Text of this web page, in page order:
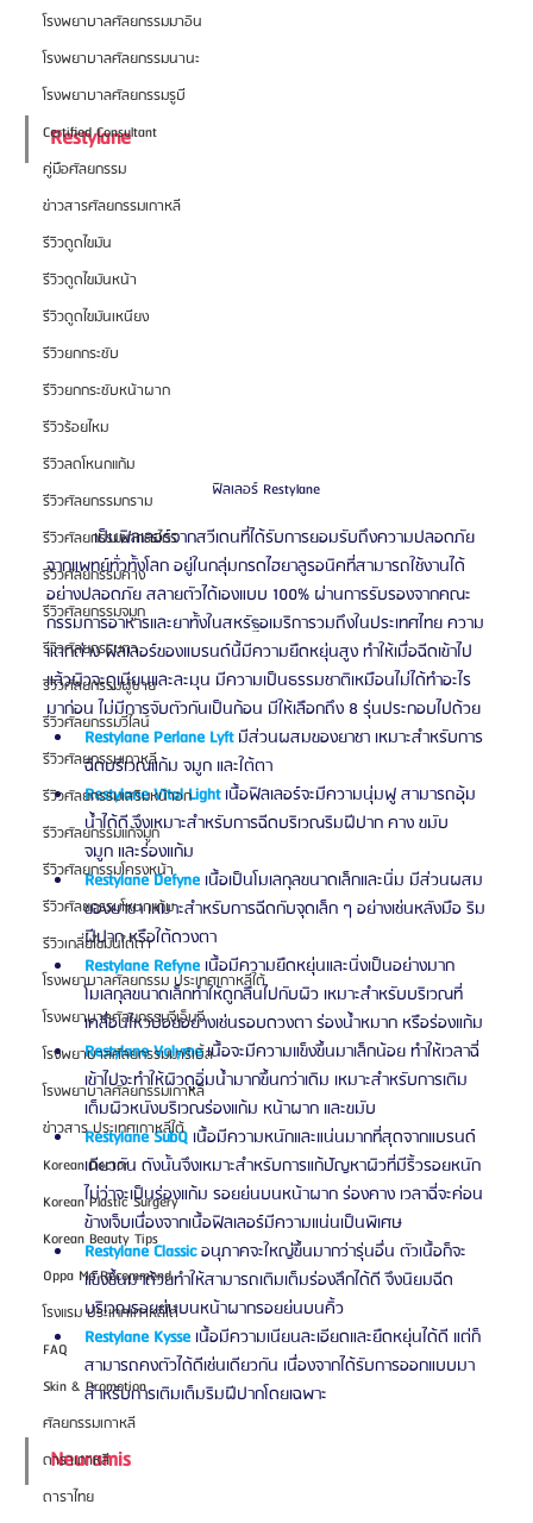
โรงพยาบาลศัลยกรรมมาอิน
โรงพยาบาลศัลยกรรมนานะ
โรงพยาบาลศัลยกรรมรูบี
Certified Consultant
คู่มือศัลยกรรม
ข่าวสารศัลยกรรมเกาหลี
รีวิวดูดไขมัน
รีวิวดูดไขมันหน้า
รีวิวดูดไขมันเหนียง
รีวิวยกกระชับ
รีวิวยกกระชับหน้าผาก
รีวิวร้อยไหม
รีวิวลดโหนกแก้ม
รีวิวศัลยกรรมกราม
รีวิวศัลยกรรมขากรรไกร
รีวิวศัลยกรรมคาง
รีวิวศัลยกรรมจมูก
รีวิวศัลยกรรมตา
รีวิวศัลยกรรมผู้ชาย
รีวิวศัลยกรรมวีไลน์
รีวิวศัลยกรรมเกาหลี
รีวิวศัลยกรรมเสริมหน้าอก
รีวิวศัลยกรรมแก้จมูก
รีวิวศัลยกรรมโครงหน้า
รีวิวศัลยกรรมโหนกแก้ม
รีวิวเกลี่ยไขมันใต้ตา
โรงพยาบาลศัลยกรรม ประเทศเกาหลีใต้
โรงพยาบาลศัลยกรรมจีเอ็นจี
โรงพยาบาลศัลยกรรมมาร์เบิ้ล
โรงพยาบาลศัลยกรรมเกาหลี
ข่าวสาร ประเทศเกาหลีใต้
Korean Doctor
Korean Plastic Surgery
Korean Beauty Tips
Oppa Me Recommend
โรงแรม ประเทศเกาหลีใต้
FAQ
Skin & Promotion
ศัลยกรรมเกาหลี
ดาราเกาหลี
ดาราไทย
Restylane
ฟิลเลอร์ Restylane
	เป็นฟิลเลอร์จากสวีเดนที่ได้รับการยอมรับถึงความปลอดภัย
จากแพทย์ทั่วทั้งโลก อยู่ในกลุ่มกรดไฮยาลูรอนิคที่สามารถใช้งานได้
อย่างปลอดภัย สลายตัวได้เองแบบ 100% ผ่านการรับรองจากคณะ
กรรมการอาหารและยาทั้งในสหรัฐอเมริการวมถึงในประเทศไทย ความ
แตกต่าง ฟิลเลอร์ของแบรนด์นี้มีความยืดหยุ่นสูง ทำให้เมื่อฉีดเข้าไป
แล้วผิวจะดูเนียนและละมุน มีความเป็นธรรมชาติเหมือนไม่ได้ทำอะไร
มาก่อน ไม่มีการจับตัวกันเป็นก้อน มีให้เลือกถึง 8 รุ่นประกอบไปด้วย
Restylane Perlane Lyft มีส่วนผสมของยาชา เหมาะสำหรับการ
ฉีดบริเวณแก้ม จมูก และใต้ตา
Restylane Vital Light เนื้อฟิลเลอร์จะมีความนุ่มฟู สามารถอุ้ม
น้ำได้ดี จึงเหมาะสำหรับการฉีดบริเวณริมฝีปาก คาง ขมับ
จมูก และร่องแก้ม
Restylane Defyne เนื้อเป็นโมเลกุลขนาดเล็กและนิ่ม มีส่วนผสม
ของยาชา เหมาะสำหรับการฉีดกับจุดเล็ก ๆ อย่างเช่นหลังมือ ริม
ฝีปาก หรือใต้ดวงตา
Restylane Refyne เนื้อมีความยืดหยุ่นและนิ่งเป็นอย่างมาก
โมเลกุลขนาดเล็กทำให้ดูกลืนไปกับผิว เหมาะสำหรับบริเวณที่
เคลื่อนไหวบ่อยอย่างเช่นรอบดวงตา ร่องน้ำหมาก หรือร่องแก้ม
Restylane Volyme เนื้อจะมีความแข็งขึ้นมาเล็กน้อย ทำให้เวลาฉี่
เข้าไปจะทำให้ผิวดูอิ่มน้ำมากขึ้นกว่าเดิม เหมาะสำหรับการเติม
เต็มผิวหนังบริเวณร่องแก้ม หน้าผาก และขมับ
Restylane SubQ เนื้อมีความหนักและแน่นมากที่สุดจากแบรนด์
เดียวกัน ดังนั้นจึงเหมาะสำหรับการแก้ปัญหาผิวที่มีริ้วรอยหนัก
ไม่ว่าจะเป็นร่องแก้ม รอยย่นบนหน้าผาก ร่องคาง เวลาฉี่จะค่อน
ข้างเจ็บเนื่องจากเนื้อฟิลเลอร์มีความแน่นเป็นพิเศษ
Restylane Classic อนุภาคจะใหญ่ขึ้นมากว่ารุ่นอื่น ตัวเนื้อก็จะ
แข็งขึ้นมาด้วยทำให้สามารถเติมเต็มร่องลึกได้ดี จึงนิยมฉีด
บริเวณรอยย่นบนหน้าผากรอยย่นบนคิ้ว
Restylane Kysse เนื้อมีความเนียนละเอียดและยืดหยุ่นได้ดี แต่ก็
สามารถคงตัวได้ดีเช่นเดียวกัน เนื่องจากได้รับการออกแบบมา
สำหรับการเติมเต็มริมฝีปากโดยเฉพาะ
Neuramis